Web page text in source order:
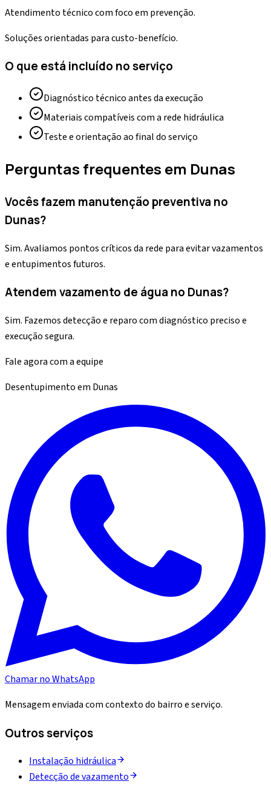
Atendimento técnico com foco em prevenção.
Soluções orientadas para custo-benefício.
O que está incluído no serviço
Diagnóstico técnico antes da execução
Materiais compatíveis com a rede hidráulica
Teste e orientação ao final do serviço
Perguntas frequentes em Dunas
Vocês fazem manutenção preventiva no
Dunas?
Sim. Avaliamos pontos críticos da rede para evitar vazamentos
e entupimentos futuros.
Atendem vazamento de água no Dunas?
Sim. Fazemos detecção e reparo com diagnóstico preciso e
execução segura.
Fale agora com a equipe
Desentupimentoem Dunas
Chamar no WhatsApp
Mensagem enviada com contexto do bairro e serviço.
Outros serviços
Instalação hidráulica
Detecção de vazamento